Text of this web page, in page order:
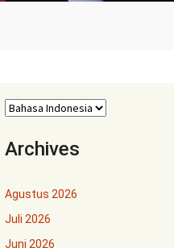
Archives
Agustus 2026
Juli 2026
Juni 2026